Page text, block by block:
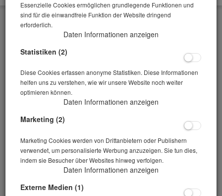
Zurück
Alle Artikel zeigen aus: Kornrohdichte
Essenzielle Cookies ermöglichen grundlegende Funktionen und
sind für die einwandfreie Funktion der Website dringend
erforderlich.
Daten Informationen anzeigen
Statistiken (2)
Diese Cookies erfassen anonyme Statistiken. Diese Informationen
helfen uns zu verstehen, wie wir unsere Website noch weiter
optimieren können.
Daten Informationen anzeigen
Marketing (2)
Marketing Cookies werden von Drittanbietern oder Publishern
verwendet, um personalisierte Werbung anzuzeigen. Sie tun dies,
indem sie Besucher über Websites hinweg verfolgen.
Daten Informationen anzeigen
Externe Medien (1)